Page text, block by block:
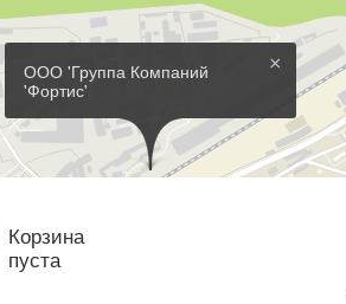
×
ООО 'Группа Компаний
'Фортис'
Корзина
пуста